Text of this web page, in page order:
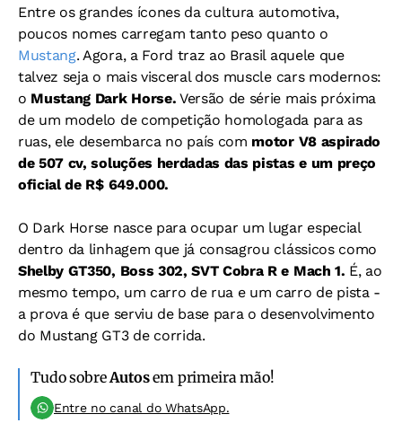
Entre os grandes ícones da cultura automotiva,
poucos nomes carregam tanto peso quanto o
Mustang. Agora, a Ford traz ao Brasil aquele que
talvez seja o mais visceral dos muscle cars modernos:
o Mustang Dark Horse. Versão de série mais próxima
de um modelo de competição homologada para as
ruas, ele desembarca no país com motor V8 aspirado
de 507 cv, soluções herdadas das pistas e um preço
oficial de R$ 649.000.
O Dark Horse nasce para ocupar um lugar especial
dentro da linhagem que já consagrou clássicos como
Shelby GT350, Boss 302, SVT Cobra R e Mach 1. É, ao
mesmo tempo, um carro de rua e um carro de pista -
a prova é que serviu de base para o desenvolvimento
do Mustang GT3 de corrida.
Tudo sobreAutosem primeira mão!
Entre no canal do WhatsApp.